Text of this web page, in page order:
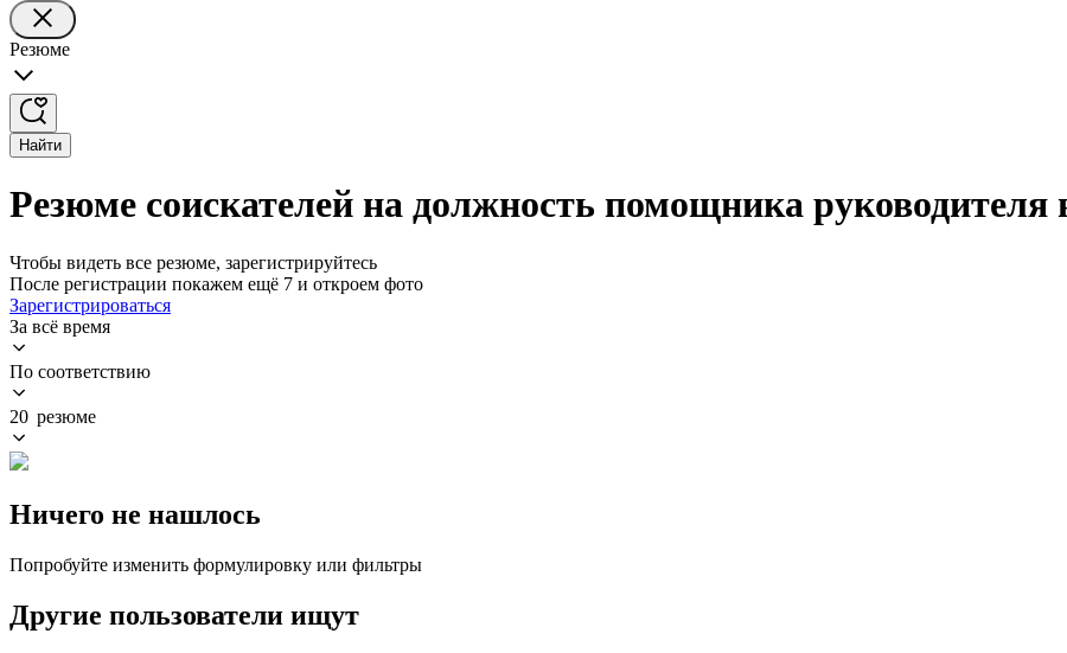
Резюме
Найти
Резюме соискателей на должность помощника руководителя
Чтобы видеть все резюме, зарегистрируйтесь
После регистрации покажем ещё 7 и откроем фото
Зарегистрироваться
За всё время
По соответствию
20 резюме
Ничего не нашлось
Попробуйте изменить формулировку или фильтры
Другие пользователи ищут